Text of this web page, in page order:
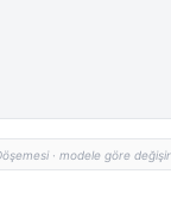
· modele göre değişir